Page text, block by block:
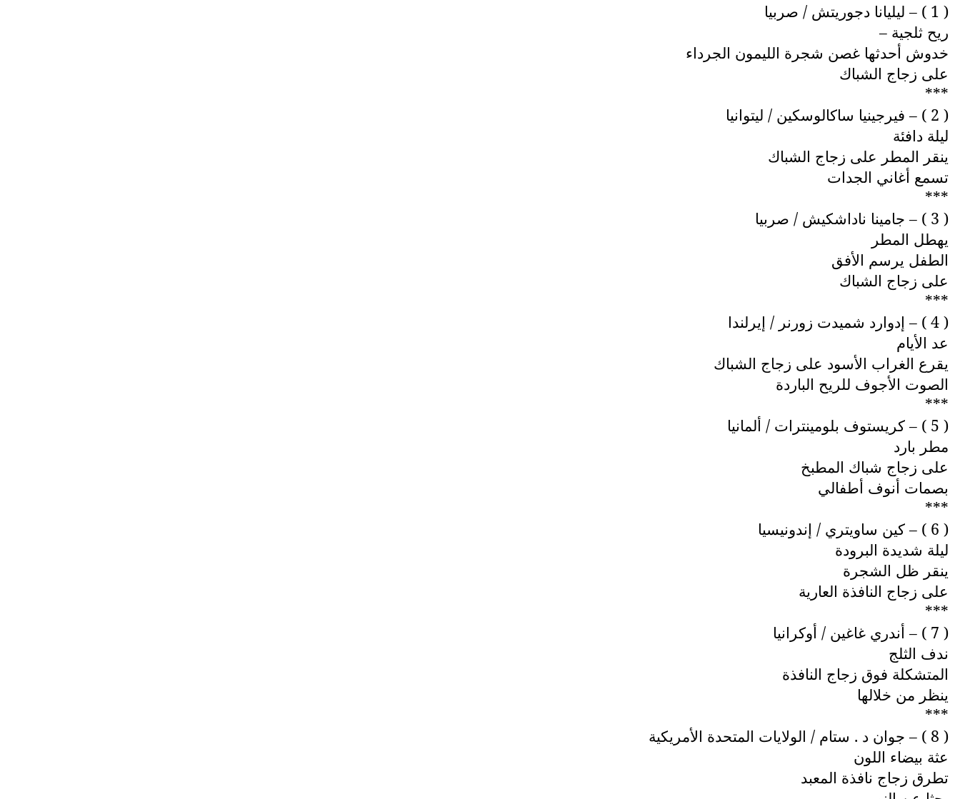
( 1 ) – ليليانا دجوريتش / صربيا
ريح ثلجية –
خدوش أحدثها غصن شجرة الليمون الجرداء
على زجاج الشباك
***
( 2 ) – فيرجينيا ساكالوسكين / ليتوانيا
ليلة دافئة
ينقر المطر على زجاج الشباك
تسمع أغاني الجدات
***
( 3 ) – جامينا ناداشكيش / صربيا
يهطل المطر
الطفل يرسم الأفق
على زجاج الشباك
***
( 4 ) – إدوارد شميدت زورنر / إيرلندا
عد الأيام
يقرع الغراب الأسود على زجاج الشباك
الصوت الأجوف للريح الباردة
***
( 5 ) – كريستوف بلومينترات / ألمانيا
مطر بارد
على زجاج شباك المطبخ
بصمات أنوف أطفالي
***
( 6 ) – كين ساويتري / إندونيسيا
ليلة شديدة البرودة
ينقر ظل الشجرة
على زجاج النافذة العارية
***
( 7 ) – أندري غاغين / أوكرانيا
ندف الثلج
المتشكلة فوق زجاج النافذة
ينظر من خلالها
***
( 8 ) – جوان د . ستام / الولايات المتحدة الأمريكية
عثة بيضاء اللون
تطرق زجاج نافذة المعبد